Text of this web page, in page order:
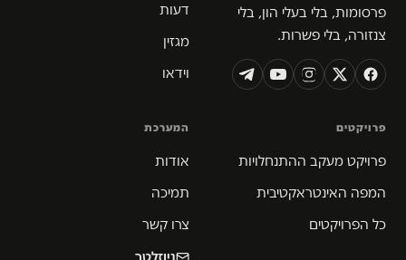
פרסומות, בלי בעלי הון, בלי
צנזורה, בלי פשרות.
דעות
מגזין
וידאו
פרויקטים
פרויקט מעקב ההתנחלויות
המפה האינטראקטיבית
כל הפרויקטים
המערכת
אודות
תמיכה
צרו קשר